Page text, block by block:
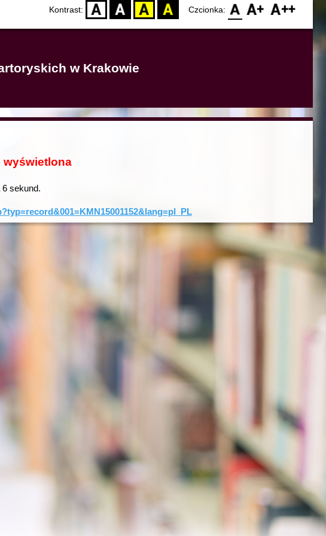
Kontrast: D BW YB BY Czcionka: F0 F1 F2
w Krakowie
wyświetlona
6sekund.